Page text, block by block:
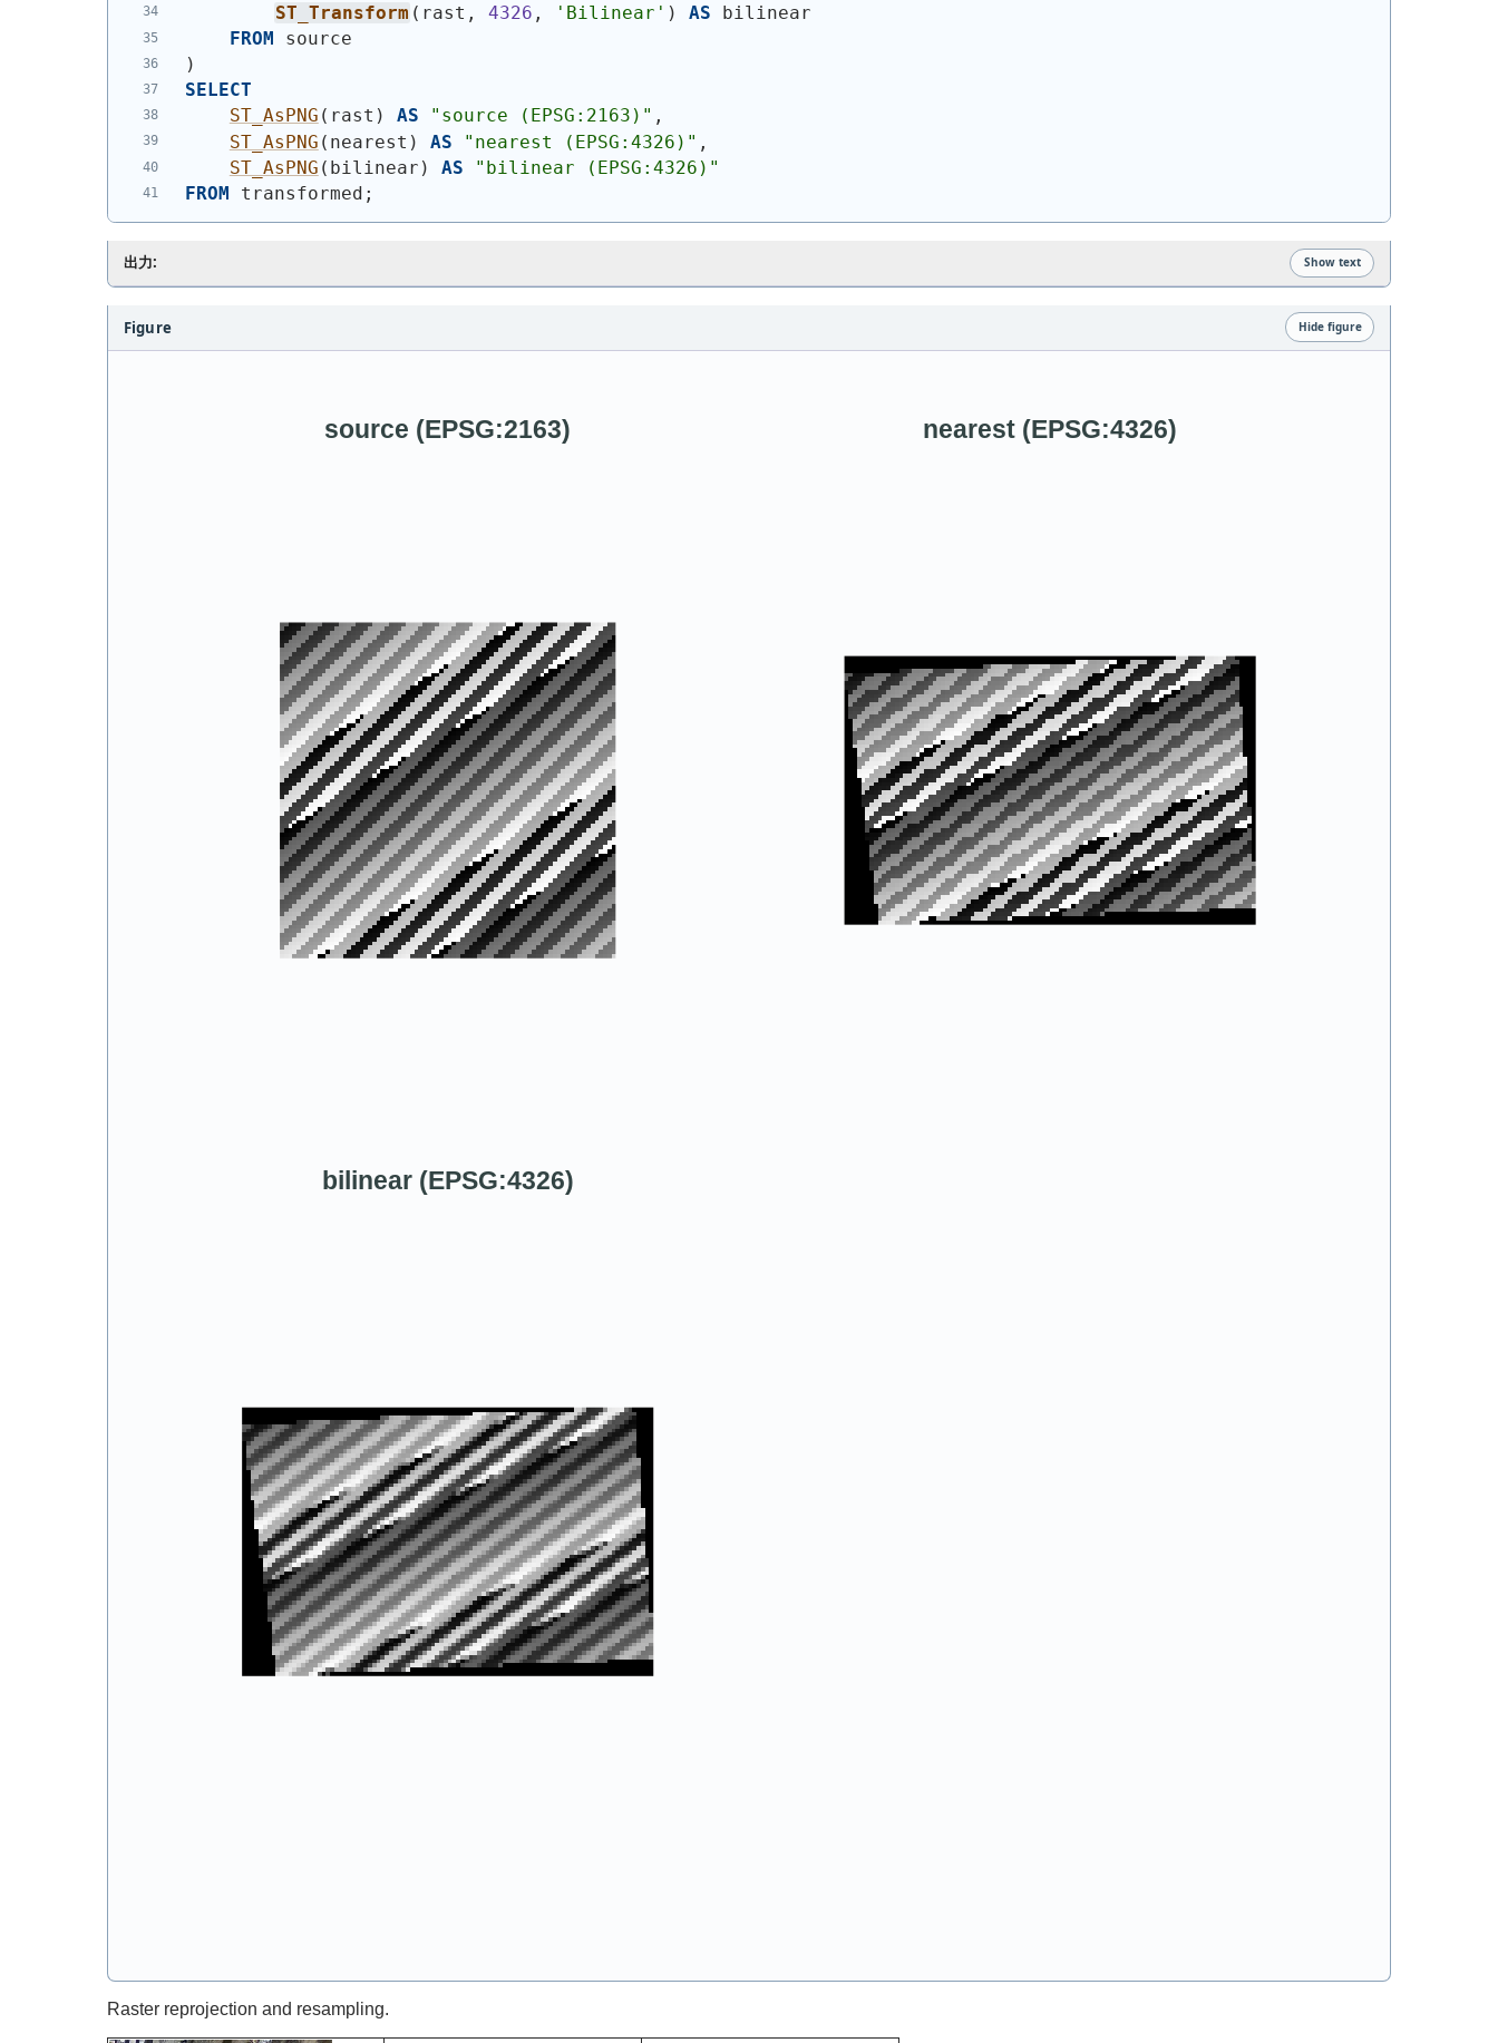
ST_Transform ( rast, 4326 , 'Bilinear' ) AS bilinear
FROM source
)
SELECT
ST_AsPNG ( rast ) AS "source (EPSG:2163)" ,
ST_AsPNG ( nearest ) AS "nearest (EPSG:4326)" ,
ST_AsPNG ( bilinear ) AS
"bilinear (EPSG:4326)"
FROM transformed;
出力: Show text
Figure Hide figure
Raster reprojection and resampling.